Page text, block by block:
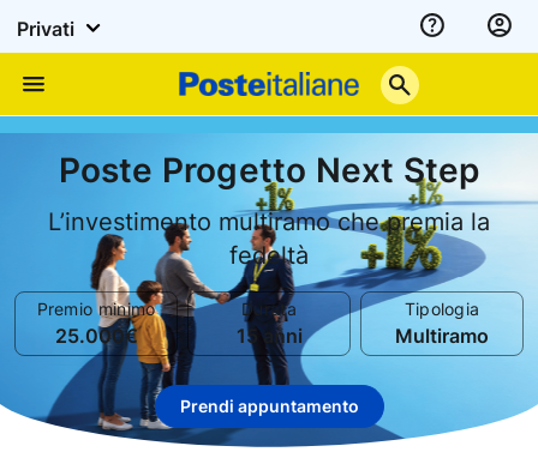
Privati
Assistenza
Italiane
Poste Progetto Next Step
L’investimento multiramo che premia la
fedeltà
Premio minimo
25.000€
Durata
15 anni
Tipologia
Multiramo
Prendi appuntamento